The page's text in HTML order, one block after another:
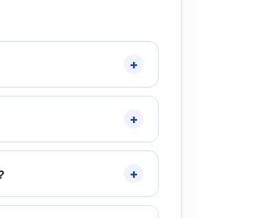
+
+
+